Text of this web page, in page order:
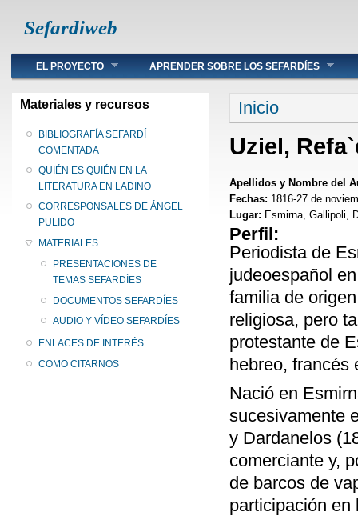
Sefardiweb
Main menu
EL PROYECTO APRENDER SOBRE LOS SEFARDÍES
Materiales y recursos
BIBLIOGRAFÍA SEFARDÍ
COMENTADA
QUIÉN ES QUIÉN EN LA
LITERATURA EN LADINO
CORRESPONSALES DE ÁNGEL
PULIDO
MATERIALES
PRESENTACIONES DE
TEMAS SEFARDÍES
DOCUMENTOS SEFARDÍES
AUDIO Y VÍDEO SEFARDÍES
ENLACES DE INTERÉS
COMO CITARNOS
Se encuentra
Inicio
Uziel,
Apellidos y Nombre del
Fechas: 1816-27 de
Lugar: Esmirna, Gallipoli,
Perfil:
Periodista de
judeoespañol
familia de
religiosa, pero
protestante de
hebreo, francés
Nació en
sucesivamente
y Dardanelos
comerciante y,
de barcos de
participación en